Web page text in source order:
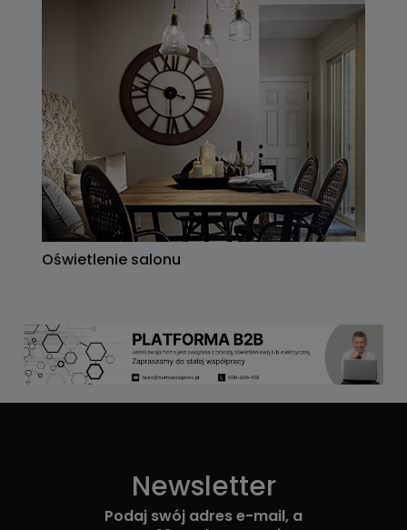
Oświetlenie salonu
Newsletter
Podaj swój adres e-mail, a